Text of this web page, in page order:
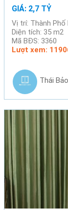
GIÁ: 2,7 TỶ
Vị trí: Thành Phố
Diện tích: 35 m2
Mã BĐS: 3360
Lượt xem:
Thái Bảo